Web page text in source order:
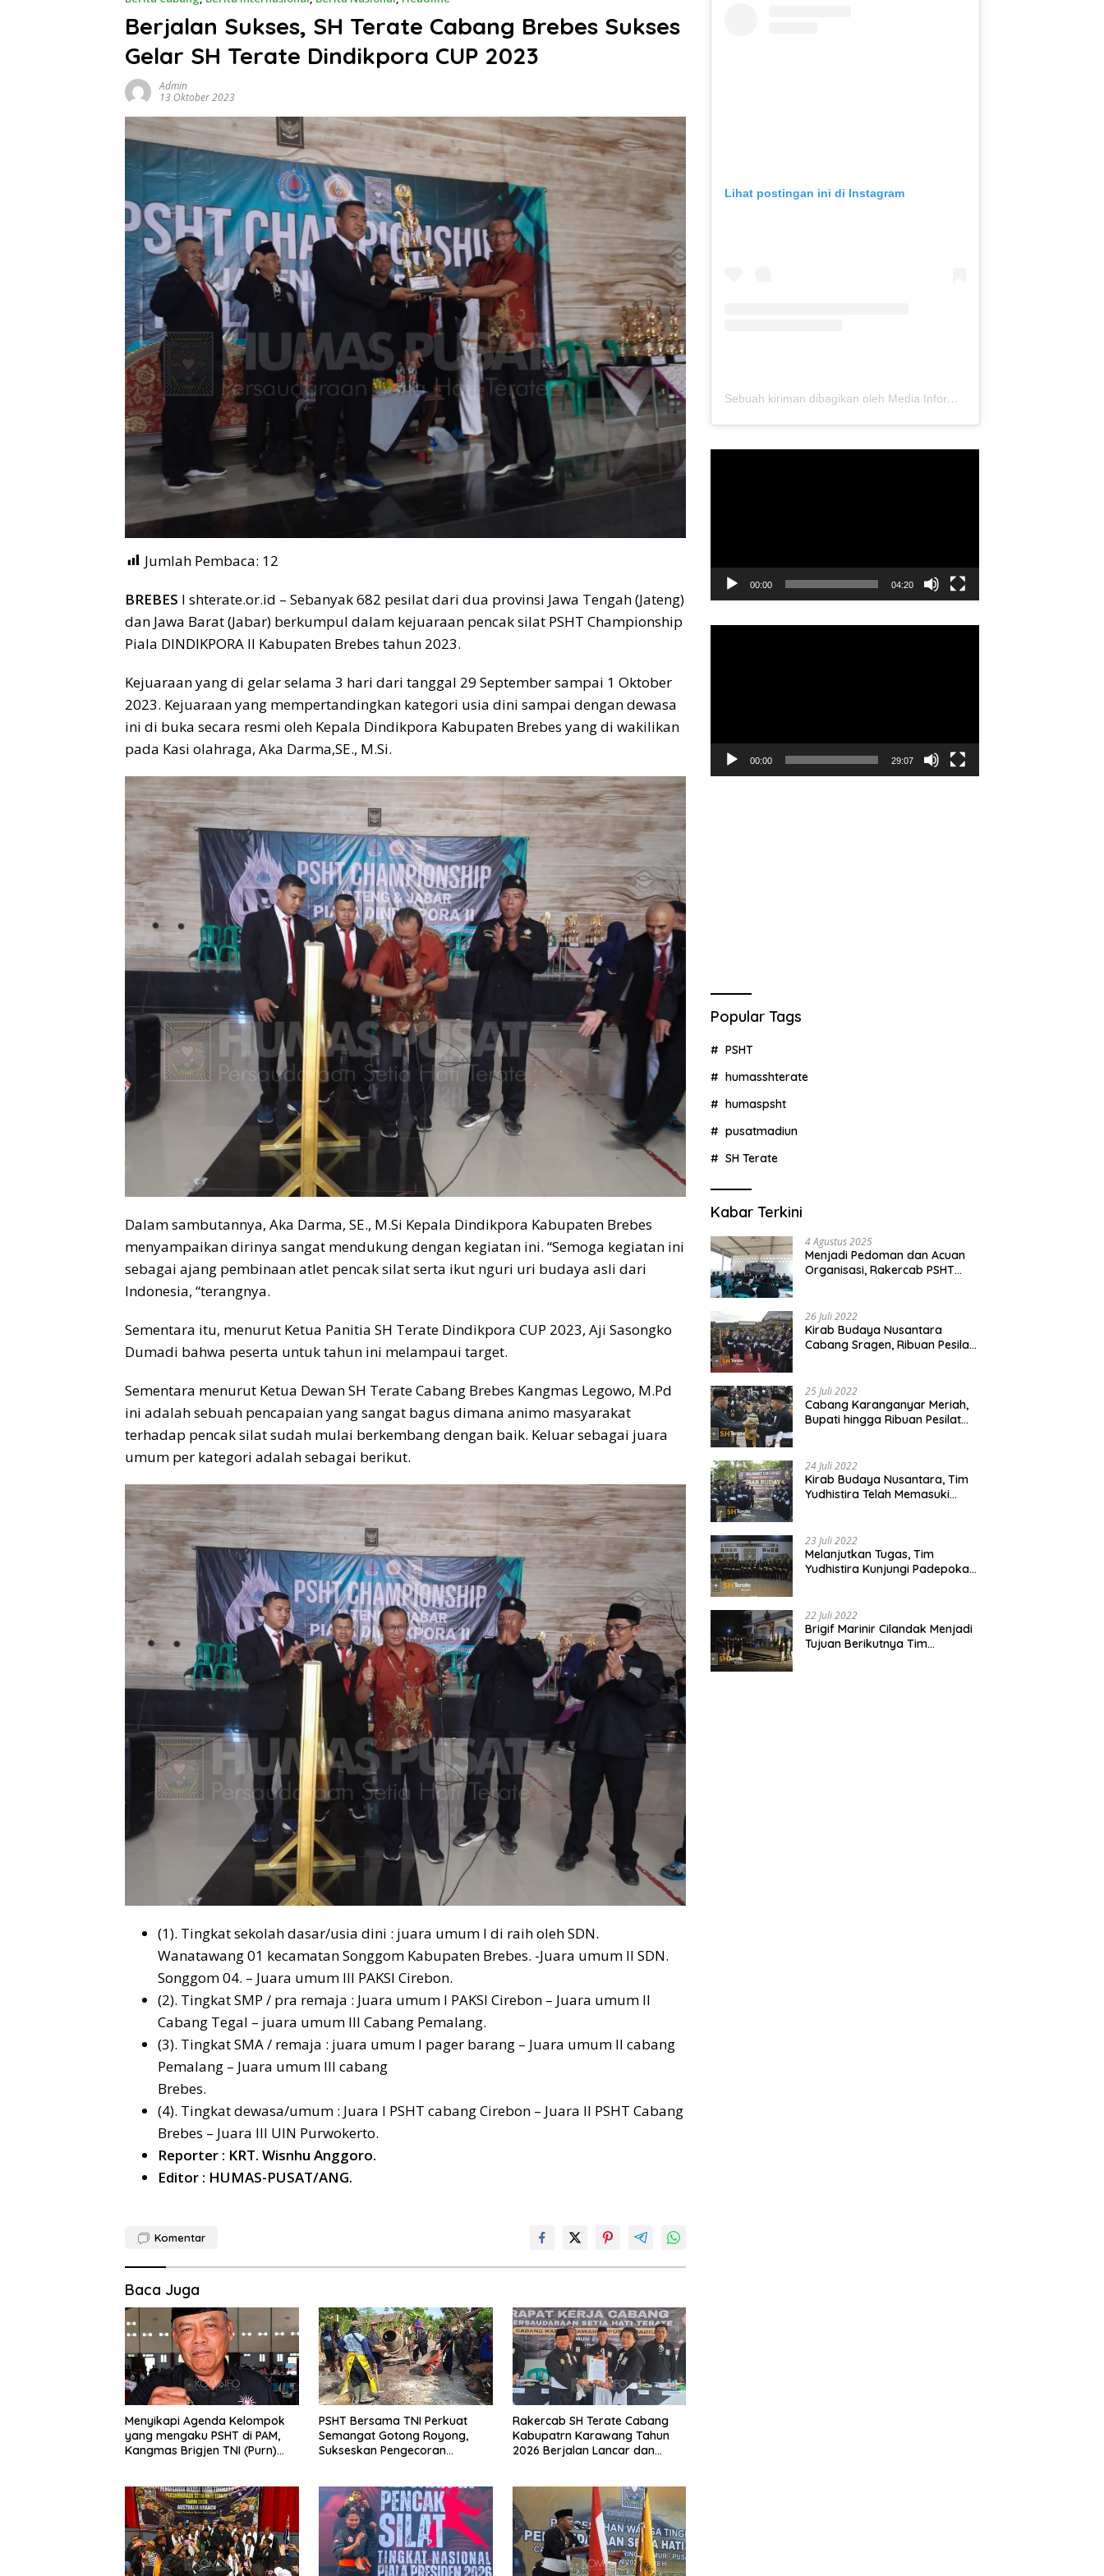
Berjalan Sukses, SH Terate Cabang Brebes Sukses
Gelar SH Terate Dindikpora CUP 2023
Admin
13 Oktober 2023
Jumlah Pembaca: 12
BREBES I shterate.or.id – Sebanyak 682 pesilat dari dua provinsi Jawa Tengah (Jateng)
dan Jawa Barat (Jabar) berkumpul dalam kejuaraan pencak silat PSHT Championship
Piala DINDIKPORA II Kabupaten Brebes tahun 2023.
Kejuaraan yang di gelar selama 3 hari dari tanggal 29 September sampai 1 Oktober
2023. Kejuaraan yang mempertandingkan kategori usia dini sampai dengan dewasa
ini di buka secara resmi oleh Kepala Dindikpora Kabupaten Brebes yang di wakilikan
pada Kasi olahraga, Aka Darma,SE., M.Si.
Dalam sambutannya, Aka Darma, SE., M.Si Kepala Dindikpora Kabupaten Brebes
menyampaikan dirinya sangat mendukung dengan kegiatan ini. “Semoga kegiatan ini
sebagai ajang pembinaan atlet pencak silat serta ikut nguri uri budaya asli dari
Indonesia, “terangnya.
Sementara itu, menurut Ketua Panitia SH Terate Dindikpora CUP 2023, Aji Sasongko
Dumadi bahwa peserta untuk tahun ini melampaui target.
Sementara menurut Ketua Dewan SH Terate Cabang Brebes Kangmas Legowo, M.Pd
ini adalah sebuah pencapaian yang sangat bagus dimana animo masyarakat
terhadap pencak silat sudah mulai berkembang dengan baik. Keluar sebagai juara
umum per kategori adalah sebagai berikut.
(1). Tingkat sekolah dasar/usia dini : juara umum I di raih oleh SDN.
Wanatawang 01 kecamatan Songgom Kabupaten Brebes. -Juara umum II SDN.
Songgom 04. – Juara umum III PAKSI Cirebon.
(2). Tingkat SMP / pra remaja : Juara umum I PAKSI Cirebon – Juara umum II
Cabang Tegal – juara umum III Cabang Pemalang.
(3). Tingkat SMA / remaja : juara umum I pager barang – Juara umum II cabang
Pemalang – Juara umum III cabang
Brebes.
(4). Tingkat dewasa/umum : Juara I PSHT cabang Cirebon – Juara II PSHT Cabang
Brebes – Juara III UIN Purwokerto.
Reporter : KRT. Wisnhu Anggoro.
Editor : HUMAS-PUSAT/ANG.
Komentar
Baca Juga
Menyikapi Agenda Kelompok
yang mengaku PSHT di PAM,
Kangmas Brigjen TNI (Purn)
PSHT Bersama TNI Perkuat
Semangat Gotong Royong,
Sukseskan Pengecoran
Rakercab SH Terate Cabang
Kabupatrn Karawang Tahun
2026 Berjalan Lancar dan
Lihat postingan ini di Instagram
Sebuah kiriman dibagikan oleh Media Informasi Dewan Pusat Persaudaraan Setia Hati Terate (@media.dewanpusat)
00:00 04:20
00:00 29:07
Popular Tags
PSHT
humasshterate
humaspsht
pusatmadiun
SH Terate
Kabar Terkini
4 Agustus 2025
Menjadi Pedoman dan Acuan
Organisasi, Rakercab PSHT
Kerja, Berjalan Lancar dan
Sukses
26 Juli 2022
Kirab Budaya Nusantara
Cabang Sragen, Ribuan Pesilat
25 Juli 2022
Cabang Karanganyar Meriah,
Bupati hingga Ribuan Pesilat
24 Juli 2022
Kirab Budaya Nusantara, Tim
Yudhistira Telah Memasuki
23 Juli 2022
Melanjutkan Tugas, Tim
Yudhistira Kunjungi Padepokan
22 Juli 2022
Brigif Marinir Cilandak Menjadi
Tujuan Berikutnya Tim